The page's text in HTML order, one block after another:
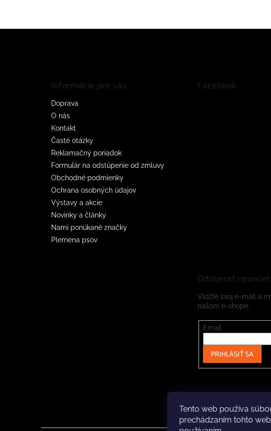
Tento web používa
prechádzaním tohto
Informácie pre vás
Doprava
O nás
Kontakt
Časté otázky
Reklamačný poriadok
Formulár na odstúpenie od zmluvy
Obchodné podmienky
Ochrana osobných údajov
Výstavy a akcie
Novinky a články
Nami ponúkané značky
Plemena psov
Facebook
Odoberať
Vložte svoj e-mail a
našom e-shope.
Email
PRIHLÁSIŤ SA